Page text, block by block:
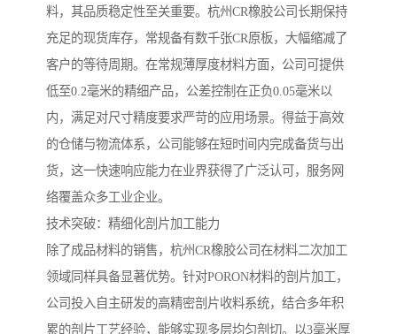
料，其品质稳定性至关重要。杭州CR橡胶公司长期保持
充足的现货库存，常规备有数千张CR原板，大幅缩减了
客户的等待周期。在常规薄厚度材料方面，公司可提供
低至0.2毫米的精细产品，公差控制在正负0.05毫米以
内，满足对尺寸精度要求严苛的应用场景。得益于高效
的仓储与物流体系，公司能够在短时间内完成备货与出
货，这一快速响应能力在业界获得了广泛认可，服务网
络覆盖众多工业企业。
技术突破：精细化剖片加工能力
除了成品材料的销售，杭州CR橡胶公司在材料二次加工
领域同样具备显著优势。针对PORON材料的剖片加工，
公司投入自主研发的高精密剖片收料系统，结合多年积
累的剖片工艺经验，能够实现多层均匀剖切。以3毫米厚